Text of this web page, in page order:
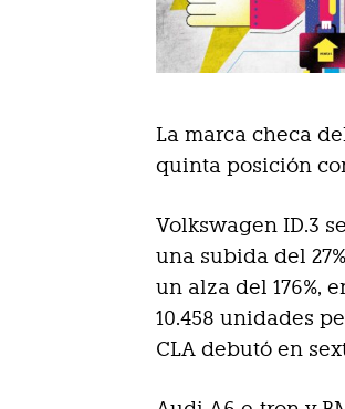
La marca checa
quinta posición
Volkswagen ID.3
una subida del
un alza del 176%,
10.458 unidades
CLA debutó en